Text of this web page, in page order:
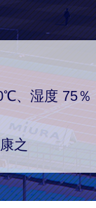
募集中！
試合を観戦
アカデミー
グッズ
、湿度 75％
之